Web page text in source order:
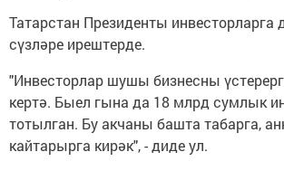
Татарстан Президенты инвесторларга
сүзләре ирештерде.
"Инвесторлар шушы бизнесны
кертә. Быел гына да 18 млрд сумлык
тотылган. Бу акчаны башта табарга,
кайтарырга кирәк", - диде ул.